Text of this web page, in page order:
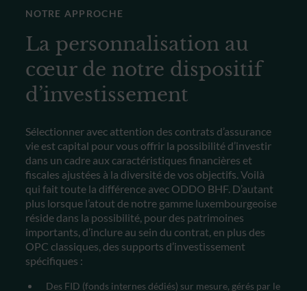
NOTRE APPROCHE
La personnalisation au
cœur de notre dispositif
d’investissement
Sélectionner avec attention des contrats d’assurance
vie est capital pour vous offrir la possibilité d’investir
dans un cadre aux caractéristiques financières et
fiscales ajustées à la diversité de vos objectifs. Voilà
qui fait toute la différence avec ODDO BHF. D’autant
plus lorsque l’atout de notre gamme luxembourgeoise
réside dans la possibilité, pour des patrimoines
importants, d’inclure au sein du contrat, en plus des
OPC classiques, des supports d’investissement
spécifiques :
Des FID (fonds internes dédiés) sur mesure, gérés par le